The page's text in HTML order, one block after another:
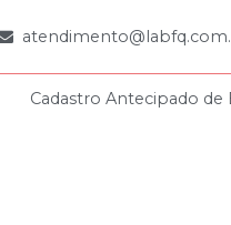
Cadastro Antecipado de